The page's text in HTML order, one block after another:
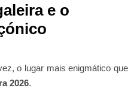
e o
o lugar mais enigmático que
2026.